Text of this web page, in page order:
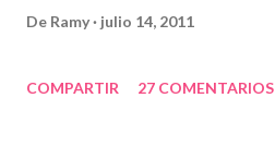
De Ramy julio 14, 2011
COMPARTIR 27 COMENTARIOS